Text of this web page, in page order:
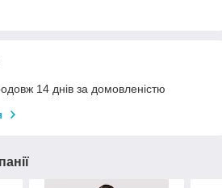
14 днів за домовленістю